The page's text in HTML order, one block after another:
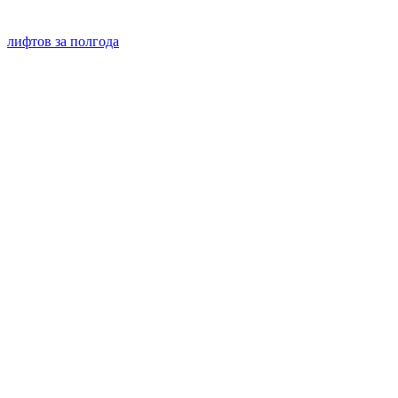
лифтов за полгода